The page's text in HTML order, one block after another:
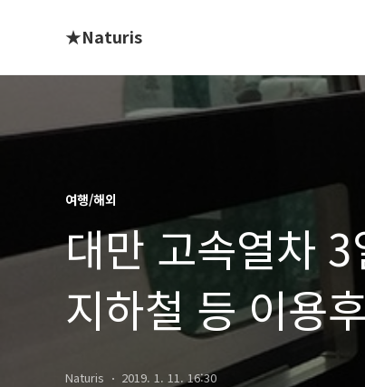
★Naturis
여행/해외
대만 고속열차
지하철 등 이용
Naturis 2019. 1. 11. 16:30